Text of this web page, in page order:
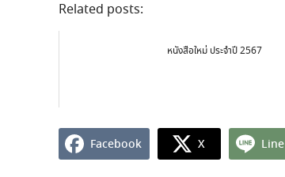
Related posts:
หนังสือใหม่ ประจำปี 2567
Facebook X Line